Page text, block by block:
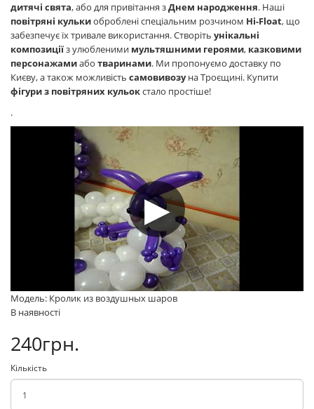
дитячі свята, або для привітання зДнем народження. Наші
повітряні кулькиоброблені спеціальним розчином Hi-Float, що
забезпечує їх тривале використання. Створіть унікальні
композиціїз улюбленими мультяшними героями, казковими
персонажамиабо тваринами. Ми пропонуємо доставку по
Києву, а також можливість самовивозуна Троєщині. Купити
фігури з повітряних кульокстало простіше!
.
Модель: Кролик из воздушных шаров
В наявності
240грн.
Кількість